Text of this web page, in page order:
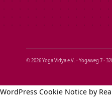
© 2026 Yoga Vidya e.V. · Yogaweg 7 ·
WordPress Cookie Notice by